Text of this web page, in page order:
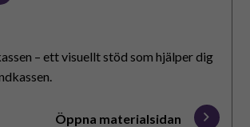
– ett visuellt stöd som hjälper dig
Öppna materialsidan